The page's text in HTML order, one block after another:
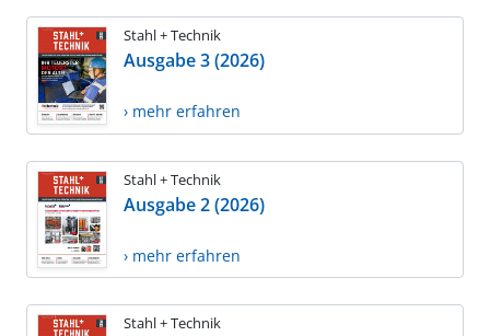
Stahl + Technik
Ausgabe 3 (2026)
› mehr erfahren
Stahl + Technik
Ausgabe 2 (2026)
› mehr erfahren
Stahl + Technik